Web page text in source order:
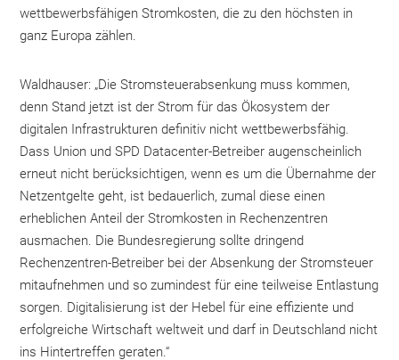
wettbewerbsfähigen Stromkosten, die zu den höchsten in
ganz Europa zählen.
Waldhauser: „Die Stromsteuerabsenkung muss kommen,
denn Stand jetzt ist der Strom für das Ökosystem der
digitalen Infrastrukturen definitiv nicht wettbewerbsfähig.
Dass Union und SPD Datacenter-Betreiber augenscheinlich
erneut nicht berücksichtigen, wenn es um die Übernahme der
Netzentgelte geht, ist bedauerlich, zumal diese einen
erheblichen Anteil der Stromkosten in Rechenzentren
ausmachen. Die Bundesregierung sollte dringend
Rechenzentren-Betreiber bei der Absenkung der Stromsteuer
mitaufnehmen und so zumindest für eine teilweise Entlastung
sorgen. Digitalisierung ist der Hebel für eine effiziente und
erfolgreiche Wirtschaft weltweit und darf in Deutschland nicht
ins Hintertreffen geraten.“